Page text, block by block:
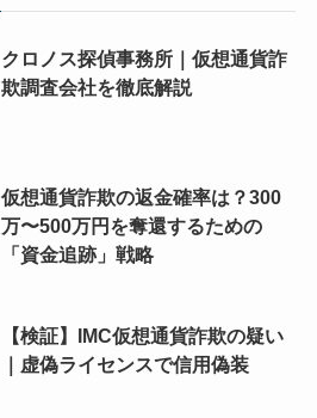
クロノス探偵事務所｜仮想通貨詐
欺調査会社を徹底解説
仮想通貨詐欺の返金確率は？300
万〜500万円を奪還するための
「資金追跡」戦略
【検証】IMC仮想通貨詐欺の疑い
｜虚偽ライセンスで信用偽装